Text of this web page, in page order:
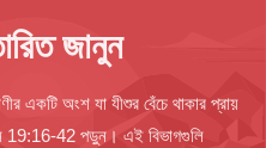
জানুন
একটি অংশ যা যীশুর বেঁচে থাকার প্রায়
19:16-42 পড়ুন। এই বিভাগগুলি